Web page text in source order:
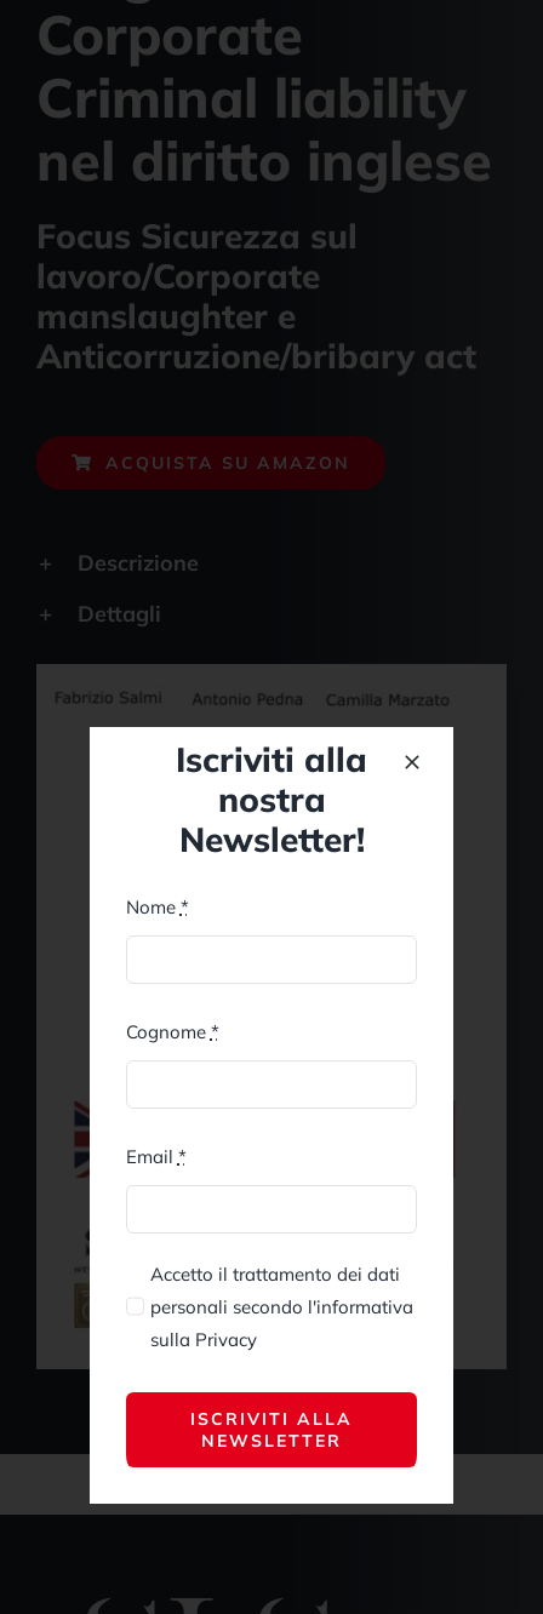
Corporate
Criminal liability
nel diritto inglese
Focus Sicurezza sul
lavoro/Corporate
manslaughter e
Anticorruzione/bribary act
ACQUISTA SU AMAZON
Descrizione
Dettagli
Iscriviti alla
nostra
Newsletter!
Nome *
Cognome *
Email *
Accetto il trattamento dei dati
personali secondo l'informativa
sulla Privacy
ISCRIVITI ALLA
NEWSLETTER